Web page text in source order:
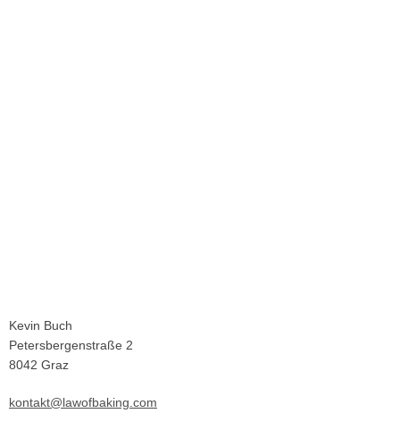
Kevin Buch
Petersbergenstraße 2
8042 Graz
kontakt@lawofbaking.com